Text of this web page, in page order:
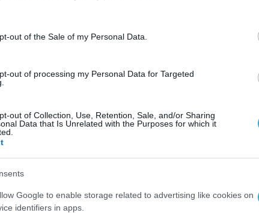
out of the Sale of my Personal Data.
out of processing my Personal Data for Targeted
out of Collection, Use, Retention, Sale, and/or Sharing
Data that Is Unrelated with the Purposes for which it
Google to enable storage related to advertising like cookies on
identifiers in apps.